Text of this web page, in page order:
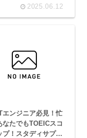
2025.06.12
エンジニア必見！忙
なたでもTOEICスコ
プ！スタディサプリ